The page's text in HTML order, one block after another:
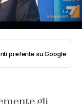
preferite su Google
gli